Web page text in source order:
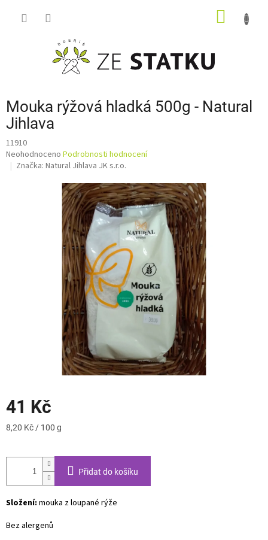
Mouka rýžová hladká 500g - Natural
Jihlava
11910
Průměrné
hodnocení
Neohodnoceno Podrobnosti hodnocení
Značka: Natural Jihlava JK s.r.o.
41 Kč
Měrná
8,20 Kč / 100 g
Přidat do košíku
Složení: mouka z loupané rýže
Bez alergenů